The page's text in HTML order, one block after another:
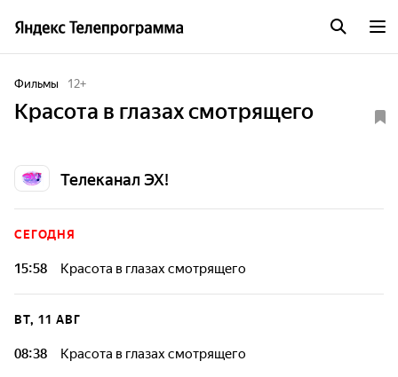
Фильмы 12+
Красота в глазах смотрящего
Телеканал ЭХ!
СЕГОДНЯ
15:58 Красота в глазах смотрящего
ВТ, 11 АВГ
08:38 Красота в глазах смотрящего